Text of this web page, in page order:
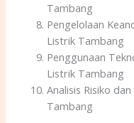
Tambang
Pengelolaan
Listrik Tambang
Penggunaan
Listrik Tambang
Analisis Risiko
Tambang